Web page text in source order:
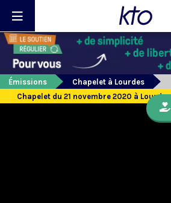
Émissions
Chapelet à Lourdes
Chapelet du 21 novembre 2020 à Lourdes